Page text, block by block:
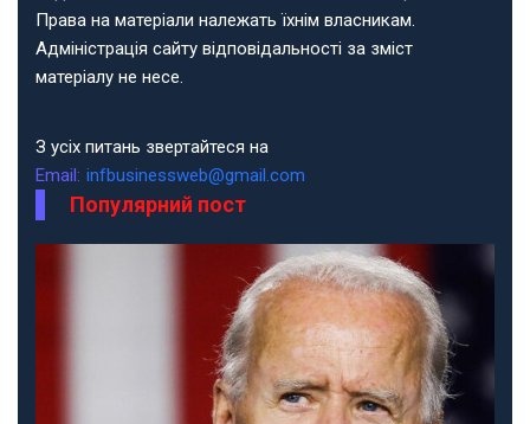
Права на матеріали належать їхнім власникам.
Адміністрація сайту відповідальності за зміст
матеріалу не несе.
З усіх питань звертайтеся на
Email: infbusinessweb@gmail.com
Популярний пост